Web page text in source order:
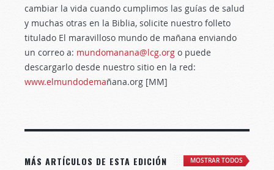
cambiar la vida cuando cumplimos las guías de salud
y muchas otras en la Biblia, solicite nuestro folleto
titulado El maravilloso mundo de mañana enviando
un correo a: mundomanana@lcg.org o puede
descargarlo desde nuestro sitio en la red:
www.elmundodemañana.org [MM]
MÁS ARTÍCULOS DE ESTA EDICIÓN MOSTRAR TODOS